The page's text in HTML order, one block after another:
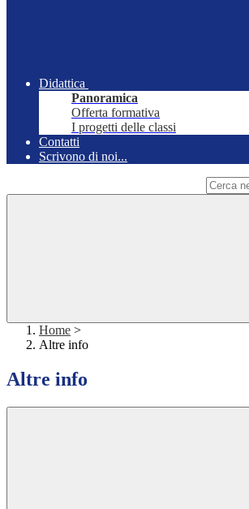
Didattica
Panoramica
Offerta formativa
I progetti delle classi
Contatti
Scrivono di noi...
Home >
Altre info
Altre info